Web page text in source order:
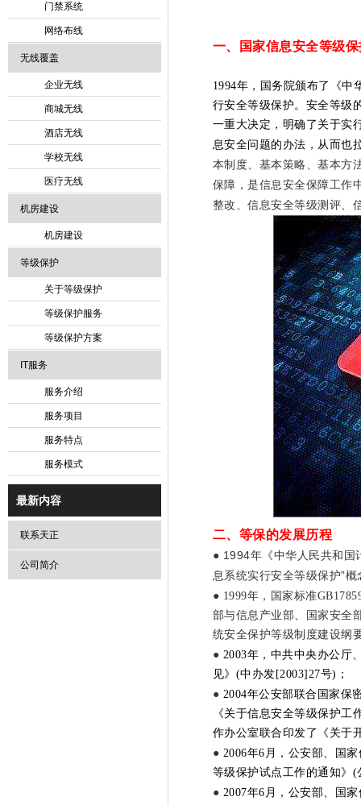
门禁系统
网络布线
无线覆盖
企业无线
商城无线
酒店无线
学校无线
医疗无线
机房建设
机房建设
等级保护
关于等级保护
等级保护服务
等级保护方案
IT服务
服务介绍
服务项目
服务特点
服务模式
最新内容
联系天正
公司简介
一、国家信息安全等级
1994年，国务院颁布了《中
行安全等级保护。安全等级
一重大决定，明确了关于实
息安全问题的办法，从而也
本制度、基本策略、基本方
保障，是信息安全保障工作
整改、信息安全等级测评、
二、等保的发展历程
● 1994年《中华人民共和国
息系统实行安全等级保护”概
● 1999年，国家标准
部与信息产业部、国家安全
统安全保护等级制度建设纲
● 2003年，中共中央办公厅
见》(中办发[2003]27号)；
● 2004年公安部联合国家保
《关于信息安全等级保护
作办公室联合印发了《关于
● 2006年6月，公安部、国
等级保护试点工作的通知》
● 2007年6月，公安部、国